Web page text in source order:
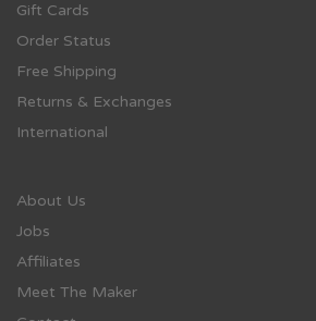
Gift Cards
Order Status
Free Shipping
Returns & Exchanges
International
About Us
Jobs
Affiliates
Meet The Maker